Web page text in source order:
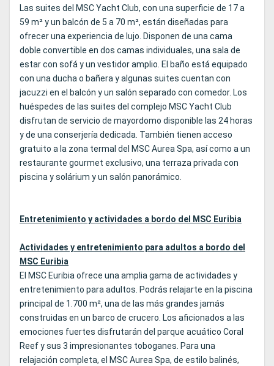
Las suites del MSC Yacht Club, con una superficie de 17 a
59 m² y un balcón de 5 a 70 m², están diseñadas para
ofrecer una experiencia de lujo. Disponen de una cama
doble convertible en dos camas individuales, una sala de
estar con sofá y un vestidor amplio. El baño está equipado
con una ducha o bañera y algunas suites cuentan con
jacuzzi en el balcón y un salón separado con comedor. Los
huéspedes de las suites del complejo MSC Yacht Club
disfrutan de servicio de mayordomo disponible las 24 horas
y de una conserjería dedicada. También tienen acceso
gratuito a la zona termal del MSC Aurea Spa, así como a un
restaurante gourmet exclusivo, una terraza privada con
piscina y solárium y un salón panorámico.
Entretenimiento y actividades a bordo del MSC Euribia
Actividades y entretenimiento para adultos a bordo del
MSC Euribia
El MSC Euribia ofrece una amplia gama de actividades y
entretenimiento para adultos. Podrás relajarte en la piscina
principal de 1.700 m², una de las más grandes jamás
construidas en un barco de crucero. Los aficionados a las
emociones fuertes disfrutarán del parque acuático Coral
Reef y sus 3 impresionantes toboganes. Para una
relajación completa, el MSC Aurea Spa, de estilo balinés,